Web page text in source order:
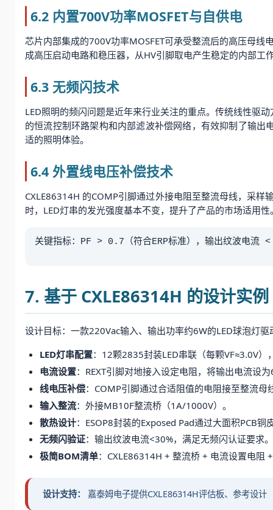
6.2 内置700V功率MOSFET与自供电
芯片内部集成的700V功率MOSFET可承受整流后的高压母
成高压启动电路和稳压器，从HV引脚取电产生稳定的内部
6.3 无频闪技术
LED照明的频闪问题是近年来行业关注的重点。传统线性驱
的恒流控制环路架构和内部滤波补偿网络，有效抑制了输
适的照明体验。
6.4 外置线电压补偿技术
CXLE86314H 的COMP引脚通过外接电阻至整流母线，采
时，LED灯串的发光强度基本不变，提升了产品的市场适用性
关键指标：PF > 0.7（符合ERP标准），输出纹波电流
7. 基于 CXLE86314H 的设计实例
设计目标：一款220Vac输入、输出功率约6W的LED球泡灯
LED灯串配置：12颗2835封装LED串联（每颗VF≈3.0V
电流设置：REXT引脚对地接入设定电阻，将输出电流设
线电压补偿：COMP引脚通过合适阻值的电阻接至整流
输入整流：外接MB10F整流桥（1A/1000V）。
散热设计：ESOP8封装的Exposed Pad通过大面积PCB铜
无频闪验证：输出纹波电流<30%，满足无频闪认证要求。
极简BOM清单：CXLE86314H + 整流桥 + 电流设置电阻
设计支持： 嘉泰姆电子提供CXLE86314H评估板、参考设计